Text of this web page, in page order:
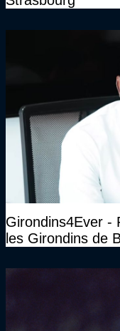
Girondins4Ever -
les Girondins de